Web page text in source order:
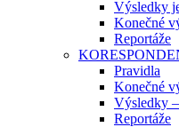
Výsledky
Konečné
Reportáže
Pravidla
Konečné
Výsledky
Reportáže